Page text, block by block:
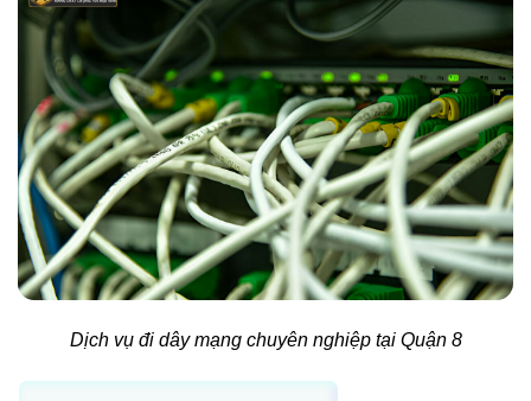
Dịch vụ đi dây mạng chuyên nghiệp tại Quận 8